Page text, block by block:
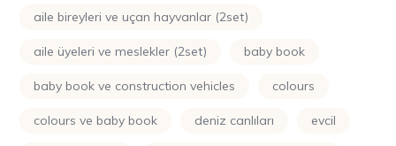
aile bireyleri ve uçan hayvanlar (2set)
aile üyeleri ve meslekler (2set) baby book
baby book ve construction vehicles colours
colours ve baby book deniz canlıları evcil